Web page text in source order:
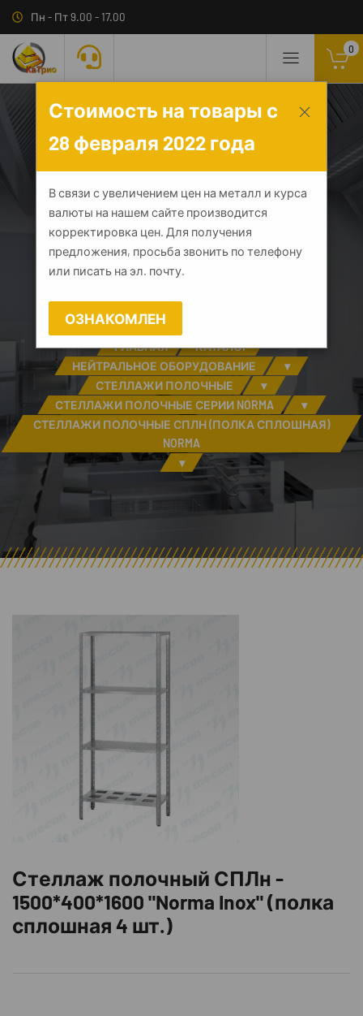
Пн - Пт 9.00 - 17.00
0
Стеллаж полочный
СПЛн - 1500*400*1600
"Norma Inox" (полка
сплошная 4 шт.)
ГЛАВНАЯ
КАТАЛОГ
НЕЙТРАЛЬНОЕ ОБОРУДОВАНИЕ
▾
СТЕЛЛАЖИ ПОЛОЧНЫЕ
▾
СТЕЛЛАЖИ ПОЛОЧНЫЕ СЕРИИ NORMA
▾
СТЕЛЛАЖИ ПОЛОЧНЫЕ СПЛН (ПОЛКА СПЛОШНАЯ)
NORMA
▾
Стеллаж полочный СПЛн -
1500*400*1600 "Norma Inox" (полка
сплошная 4 шт.)
Стоимость на товары с
28 февраля 2022 года
В связи с увеличением цен на металл и курса
валюты на нашем сайте производится
корректировка цен. Для получения
предложения, просьба звонить по телефону
или писать на эл. почту.
ОЗНАКОМЛЕН